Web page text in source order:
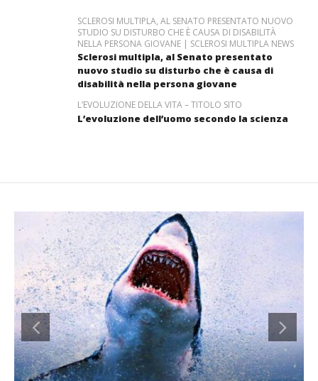
SCLEROSI MULTIPLA, AL SENATO PRESENTATO NUOVO
STUDIO SU DISTURBO CHE È CAUSA DI DISABILITÀ
NELLA PERSONA GIOVANE | SCLEROSI MULTIPLA NEWS
Sclerosi multipla, al Senato presentato
nuovo studio su disturbo che è causa di
disabilità nella persona giovane
L’EVOLUZIONE DELLA VITA – TITOLO SITO
L’evoluzione dell’uomo secondo la scienza